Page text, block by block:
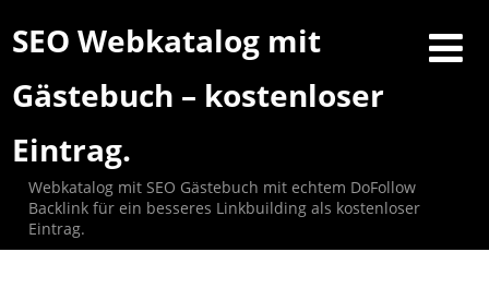
SEO Webkatalog mit
Gästebuch – kostenloser
Eintrag.
Webkatalog mit SEO Gästebuch mit echtem DoFollow
Backlink für ein besseres Linkbuilding als kostenloser
Eintrag.